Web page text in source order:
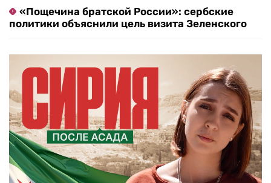
«Пощечина братской России»: сербские
политики объяснили цель визита Зеленского